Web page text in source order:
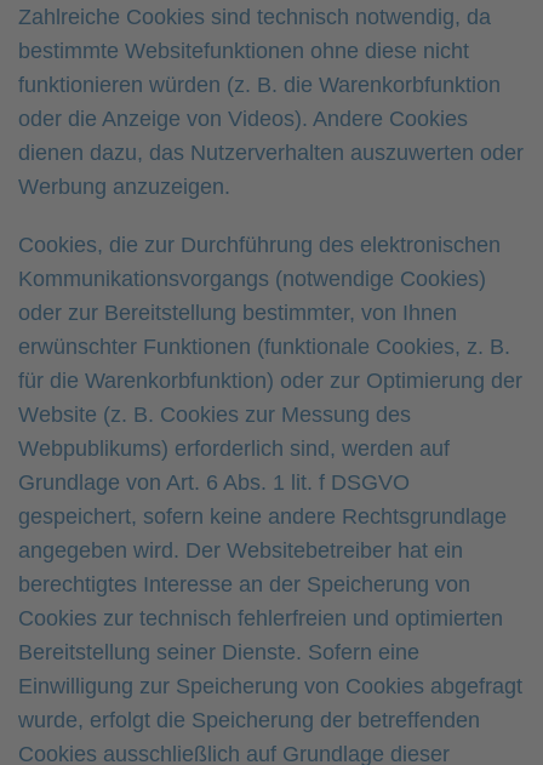
Zahlreiche Cookies sind technisch notwendig, da
bestimmte Websitefunktionen ohne diese nicht
funktionieren würden (z. B. die Warenkorbfunktion
oder die Anzeige von Videos). Andere Cookies
dienen dazu, das Nutzerverhalten auszuwerten oder
Werbung anzuzeigen.
Cookies, die zur Durchführung des elektronischen
Kommunikationsvorgangs (notwendige Cookies)
oder zur Bereitstellung bestimmter, von Ihnen
erwünschter Funktionen (funktionale Cookies, z. B.
für die Warenkorbfunktion) oder zur Optimierung der
Website (z. B. Cookies zur Messung des
Webpublikums) erforderlich sind, werden auf
Grundlage von Art. 6 Abs. 1 lit. f DSGVO
gespeichert, sofern keine andere Rechtsgrundlage
angegeben wird. Der Websitebetreiber hat ein
berechtigtes Interesse an der Speicherung von
Cookies zur technisch fehlerfreien und optimierten
Bereitstellung seiner Dienste. Sofern eine
Einwilligung zur Speicherung von Cookies abgefragt
wurde, erfolgt die Speicherung der betreffenden
Cookies ausschließlich auf Grundlage dieser